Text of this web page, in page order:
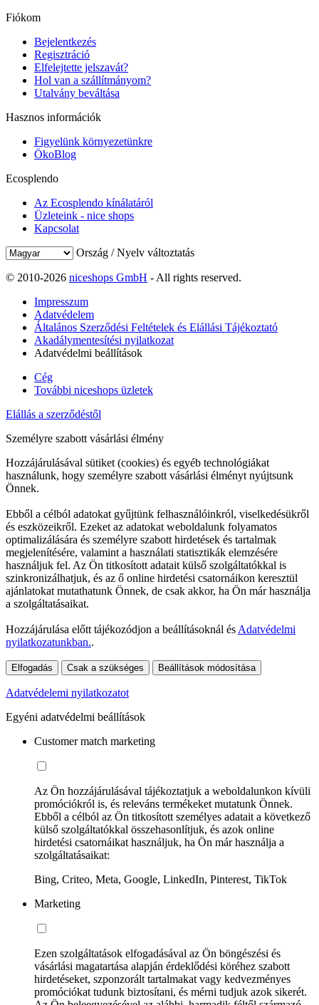
Fiókom
Bejelentkezés
Regisztráció
Elfelejtette jelszavát?
Hol van a szállítmányom?
Utalvány beváltása
Hasznos információk
Figyelünk környezetünkre
ÖkoBlog
Ecosplendo
Az Ecosplendo kínálatáról
Üzleteink - nice shops
Kapcsolat
Ország / Nyelv változtatás
© 2010-2026 niceshops GmbH - All rights reserved.
Impresszum
Adatvédelem
Általános Szerződési Feltételek és Elállási Tájékoztató
Akadálymentesítési nyilatkozat
Adatvédelmi beállítások
Cég
További niceshops üzletek
Elállás a szerződéstől
Személyre szabott vásárlási élmény
Hozzájárulásával sütiket (cookies) és egyéb technológiákat
használunk, hogy személyre szabott vásárlási élményt nyújtsunk
Önnek.
Ebből a célból adatokat gyűjtünk felhasználóinkról, viselkedésükről
és eszközeikről. Ezeket az adatokat weboldalunk folyamatos
optimalizálására és személyre szabott hirdetések és tartalmak
megjelenítésére, valamint a használati statisztikák elemzésére
használjuk fel. Az Ön titkosított adatait külső szolgáltatókkal is
szinkronizálhatjuk, és az ő online hirdetési csatornáikon keresztül
ajánlatokat mutathatunk Önnek, de csak akkor, ha Ön már használja
a szolgáltatásaikat.
Hozzájárulása előtt tájékozódjon a beállításoknál és Adatvédelmi
nyilatkozatunkban..
Elfogadás Csak a szükséges Beállítások módosítása
Adatvédelemi nyilatkozatot
Egyéni adatvédelmi beállítások
Customer match marketing
Az Ön hozzájárulásával tájékoztatjuk a weboldalunkon kívüli
promóciókról is, és releváns termékeket mutatunk Önnek.
Ebből a célból az Ön titkosított személyes adatait a következő
külső szolgáltatókkal összehasonlítjuk, és azok online
hirdetési csatornáikat használjuk, ha Ön már használja a
szolgáltatásaikat:
Bing, Criteo, Meta, Google, LinkedIn, Pinterest, TikTok
Marketing
Ezen szolgáltatások elfogadásával az Ön böngészési és
vásárlási magatartása alapján érdeklődési köréhez szabott
hirdetéseket, szponzorált tartalmakat vagy kedvezményes
promóciókat tudunk biztosítani, és mérni tudjuk azok sikerét.